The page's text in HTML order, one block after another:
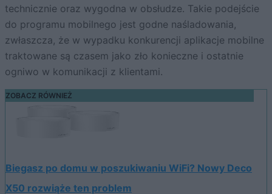
technicznie oraz wygodna w obsłudze. Takie podejście
do programu mobilnego jest godne naśladowania,
zwłaszcza, że w wypadku konkurencji aplikacje mobilne
traktowane są czasem jako zło konieczne i ostatnie
ogniwo w komunikacji z klientami.
ZOBACZ RÓWNIEŻ
Biegasz po domu w poszukiwaniu WiFi? Nowy Deco
X50 rozwiąże ten problem